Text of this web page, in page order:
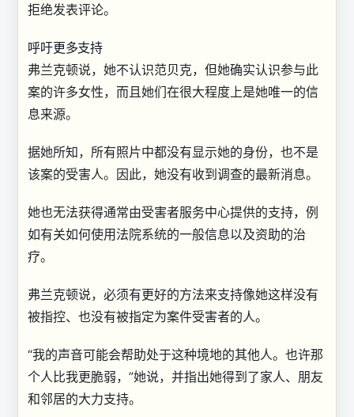
拒绝发表评论。
呼吁更多支持
弗兰克顿说，她不认识范贝克，但她确实认识参与此
案的许多女性，而且她们在很大程度上是她唯一的信
息来源。
据她所知，所有照片中都没有显示她的身份，也不是
该案的受害人。因此，她没有收到调查的最新消息。
她也无法获得通常由受害者服务中心提供的支持，例
如有关如何使用法院系统的一般信息以及资助的治
疗。
弗兰克顿说，必须有更好的方法来支持像她这样没有
被指控、也没有被指定为案件受害者的人。
“我的声音可能会帮助处于这种境地的其他人。也许那
个人比我更脆弱，”她说，并指出她得到了家人、朋友
和邻居的大力支持。